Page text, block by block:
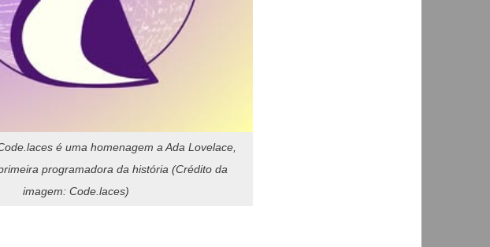
é uma homenagem a Ada Lovelace,
programadora da história (Crédito da
imagem: Code.laces)